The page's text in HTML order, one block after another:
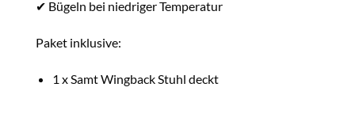
✔ Bügeln bei niedriger Temperatur
Paket inklusive:
1 x Samt Wingback Stuhl deckt